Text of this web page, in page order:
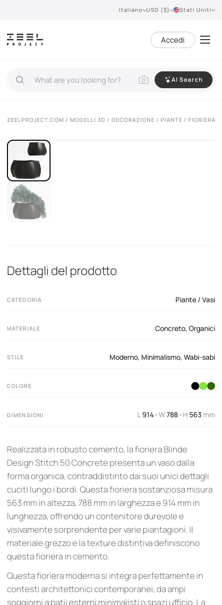
Italiano USD ($) Stati Uniti
Accedi
AI Search
ZEELPROJECT.COM / MODELLI 3D / DECORAZIONE / PIANTE / FIORIERA
VIEW 360°
Dettagli del prodotto
CATEGORIA Piante / Vasi
MATERIALE Concreto, Organici
STILE Moderno, Minimalismo, Wabi-sabi
COLORE
DIMENSIONI L914×W788×H 563 mm
Realizzata in robusto cemento, la fioriera Blinde
Design Stitch 50 Concrete presenta un vaso dalla
forma organica, contraddistinto dai suoi unici dettagli
cuciti lungo i bordi. Questa fioriera sostanziosa misura
563 mm in altezza, 788 mm in larghezza e 914 mm in
lunghezza, offrendo un contenitore durevole e
visivamente sorprendente per varie piantagioni. Il
materiale grezzo e la texture distintiva definiscono
questa fioriera in cemento.
Questa fioriera moderna si integra perfettamente in
contesti architettonici contemporanei, da ampi
soggiorni a patii esterni minimalisti o spazi ufficio. La